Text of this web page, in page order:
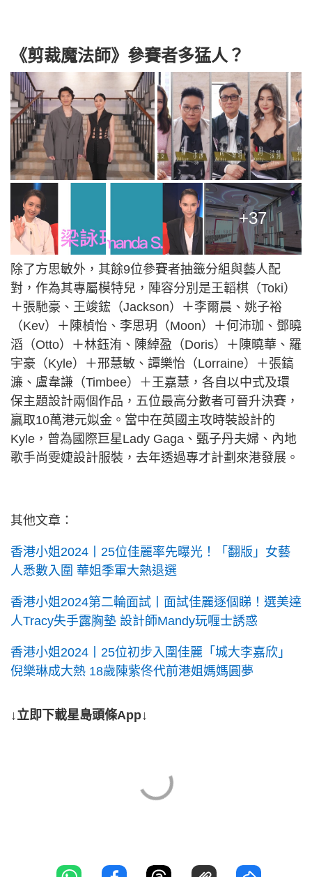
《剪裁魔法師》參賽者多猛人？
+37
除了方思敏外，其餘9位參賽者抽籤分組與藝人配
對，作為其專屬模特兒，陣容分別是王韜棋（Toki）
＋張馳豪、王竣鋐（Jackson）＋李爾晨、姚子裕
（Kev）＋陳楨怡、李思玥（Moon）＋何沛珈、鄧曉
滔（Otto）＋林鈺洧、陳綽盈（Doris）＋陳曉華、羅
宇豪（Kyle）＋邢慧敏、譚樂怡（Lorraine）＋張鎬
濂、盧韋謙（Timbee）＋王嘉慧，各自以中式及環
保主題設計兩個作品，五位最高分數者可晉升決賽，
贏取10萬港元姒金。當中在英國主攻時裝設計的
Kyle，曾為國際巨星Lady Gaga、甄子丹夫婦、內地
歌手尚雯婕設計服裝，去年透過專才計劃來港發展。
其他文章：
香港小姐2024丨25位佳麗率先曝光！「翻版」女藝
人悉數入圍 華姐季軍大熱退選
香港小姐2024第二輪面試丨面試佳麗逐個睇！選美達
人Tracy失手露胸墊 設計師Mandy玩喱士誘惑
香港小姐2024丨25位初步入圍佳麗「城大李嘉欣」
倪樂琳成大熱 18歲陳紫佟代前港姐媽媽圓夢
↓立即下載星島頭條App↓